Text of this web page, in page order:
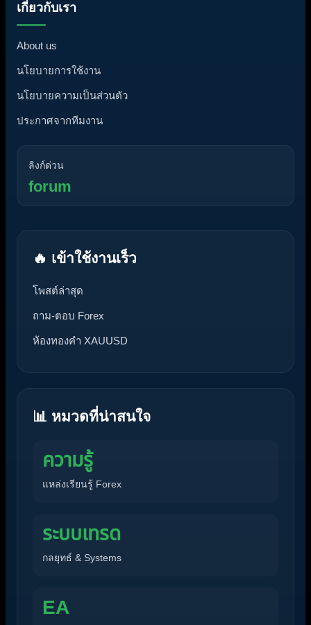
เกี่ยวกับเรา
About us
นโยบายการใช้งาน
นโยบายความเป็นส่วนตัว
ประกาศจากทีมงาน
ลิงก์ด่วน
forum
🔥 เข้าใช้งานเร็ว
โพสต์ล่าสุด
ถาม-ตอบ Forex
ห้องทองคำ XAUUSD
📊 หมวดที่น่าสนใจ
ความรู้
แหล่งเรียนรู้ Forex
ระบบเทรด
กลยุทธ์ & Systems
EA